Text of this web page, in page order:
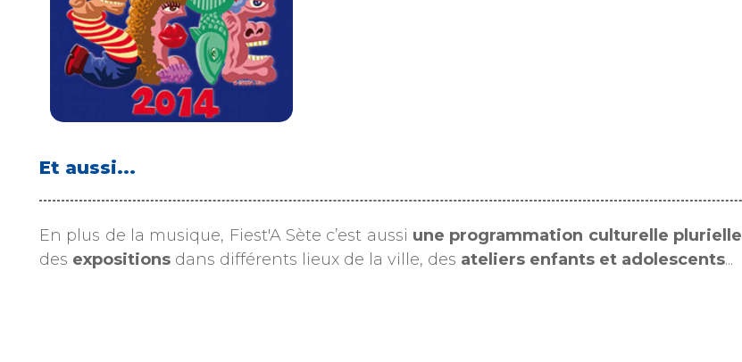
Et aussi...
En plus de la musique, Fiest'A Sète c’est aussi une programmation culturelle plurielle
des expositions dans différents lieux de la ville, des ateliers enfants et adolescents...